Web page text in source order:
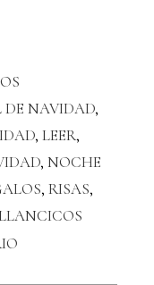
DE NAVIDAD,
, LEER,
, NOCHE
, RISAS,